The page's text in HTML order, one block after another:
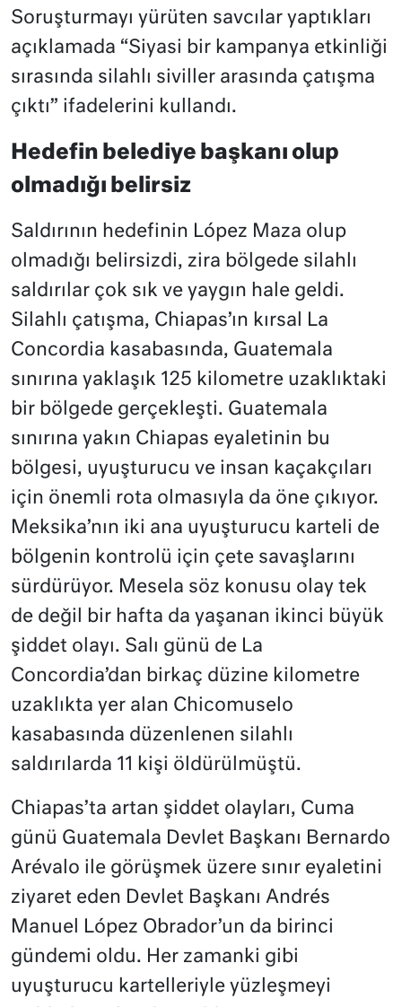
Soruşturmayı yürüten savcılar yaptıkları
açıklamada “Siyasi bir kampanya etkinliği
sırasında silahlı siviller arasında çatışma
çıktı” ifadelerini kullandı.
Hedefin belediye başkanı olup
olmadığı belirsiz
Saldırının hedefinin López Maza olup
olmadığı belirsizdi, zira bölgede silahlı
saldırılar çok sık ve yaygın hale geldi.
Silahlı çatışma, Chiapas’ın kırsal La
Concordia kasabasında, Guatemala
sınırına yaklaşık 125 kilometre uzaklıktaki
bir bölgede gerçekleşti. Guatemala
sınırına yakın Chiapas eyaletinin bu
bölgesi, uyuşturucu ve insan kaçakçıları
için önemli rota olmasıyla da öne çıkıyor.
Meksika’nın iki ana uyuşturucu karteli de
bölgenin kontrolü için çete savaşlarını
sürdürüyor. Mesela söz konusu olay tek
de değil bir hafta da yaşanan ikinci büyük
şiddet olayı. Salı günü de La
Concordia’dan birkaç düzine kilometre
uzaklıkta yer alan Chicomuselo
kasabasında düzenlenen silahlı
saldırılarda 11 kişi öldürülmüştü.
Chiapas’ta artan şiddet olayları, Cuma
günü Guatemala Devlet Başkanı Bernardo
Arévalo ile görüşmek üzere sınır eyaletini
ziyaret eden Devlet Başkanı Andrés
Manuel López Obrador’un da birinci
gündemi oldu. Her zamanki gibi
uyuşturucu kartelleriyle yüzleşmeyi